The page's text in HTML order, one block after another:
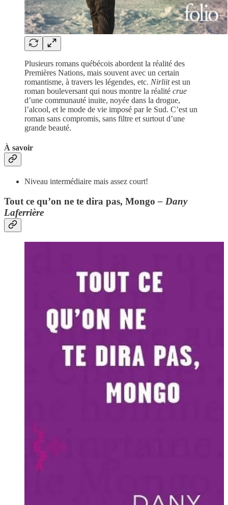
Plusieurs romans québécois abordent la réalité des
Premières Nations, mais souvent avec un certain
romantisme, à travers les légendes, etc. Nirliitest un
roman bouleversant qui nous montre la réalité crue
d’une communauté inuite, noyée dans la drogue,
l’alcool, et le mode de vie imposé par le Sud. C’est un
roman sans compromis, sans filtre et surtout d’une
grande beauté.
À savoir
Niveau intermédiaire mais assez court!
Tout ce qu’on ne te dira pas, Mongo– Dany
Laferrière